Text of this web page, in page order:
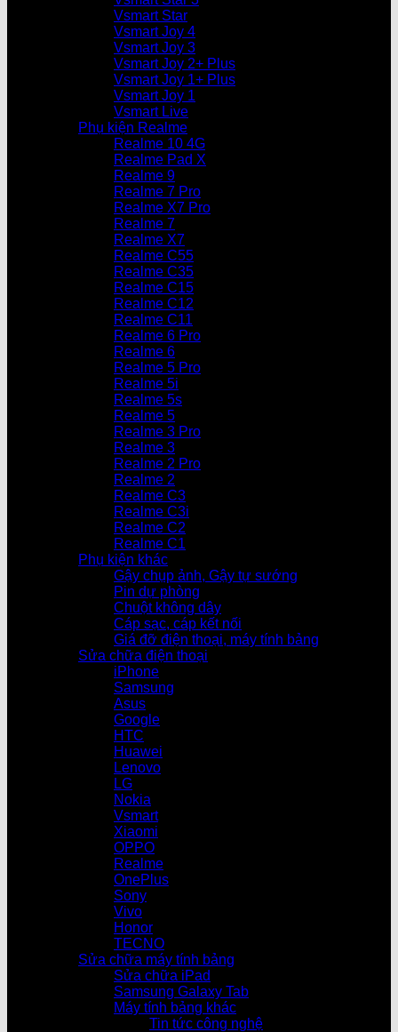
Vsmart Star
Vsmart Joy 4
Vsmart Joy 3
Vsmart Joy 2+ Plus
Vsmart Joy 1+ Plus
Vsmart Joy 1
Vsmart Live
Phụ kiện Realme
Realme 10 4G
Realme Pad X
Realme 9
Realme 7 Pro
Realme X7 Pro
Realme 7
Realme X7
Realme C55
Realme C35
Realme C15
Realme C12
Realme C11
Realme 6 Pro
Realme 6
Realme 5 Pro
Realme 5i
Realme 5s
Realme 5
Realme 3 Pro
Realme 3
Realme 2 Pro
Realme 2
Realme C3
Realme C3i
Realme C2
Realme C1
Phụ kiện khác
Gậy chụp ảnh, Gậy tự sướng
Pin dự phòng
Chuột không dây
Cáp sạc, cáp kết nối
Giá đỡ điện thoại, máy tính bảng
Sửa chữa điện thoại
iPhone
Samsung
Asus
Google
HTC
Huawei
Lenovo
LG
Nokia
Vsmart
Xiaomi
OPPO
Realme
OnePlus
Sony
Vivo
Honor
TECNO
Sửa chữa máy tính bảng
Sửa chữa iPad
Samsung Galaxy Tab
Máy tính bảng khác
Tin tức công nghệ